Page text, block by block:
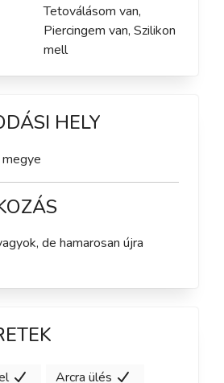
Tetoválásom van,
Piercingem van, Szilikon
mell
HELY
megye
de hamarosan újra
Arcra ülés